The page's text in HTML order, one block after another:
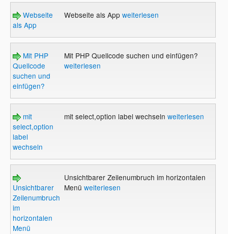
Webseite
als App
Webseite als App weiterlesen
Mit PHP
Quellcode
suchen und
einfügen?
Mit PHP Quellcode suchen und einfügen?
weiterlesen
mit
select,option
label
wechseln
mit select,option label wechseln weiterlesen
Unsichtbarer
Zeilenumbruch
im
horizontalen
Menü
Unsichtbarer Zeilenumbruch im horizontalen
Menü weiterlesen